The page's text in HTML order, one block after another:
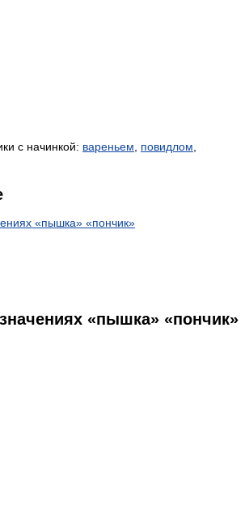
с начинкой: вареньем повидлом
«пышка» «пончик»
«пышка» «пончик»